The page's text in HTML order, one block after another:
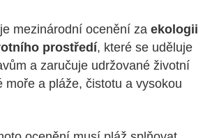
je mezinárodní ocenění za ekologii
prostředí, které se uděluje
a zaručuje udržované životní
moře a pláže, čistotu a vysokou